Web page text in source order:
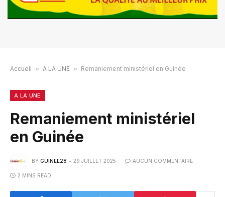
Accueil » A LA UNE » Remaniement ministériel en Guinée
A LA UNE
Remaniement ministériel
en Guinée
BY GUINEE28 29 JUILLET 2025 AUCUN COMMENTAIRE
2 MINS READ